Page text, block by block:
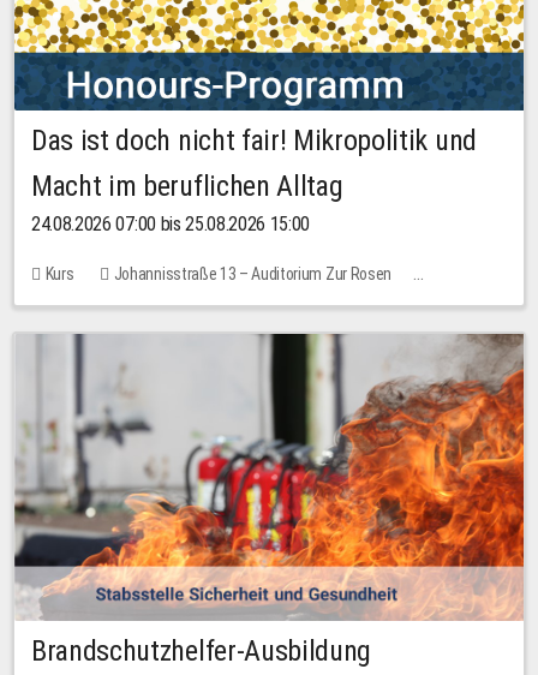
Das ist doch nicht fair! Mikropolitik und
Macht im beruflichen Alltag
24.08.2026 07:00 bis 25.08.2026 15:00
Kurs
Johannisstraße 13 – Auditorium Zur Rosen
Keine freien Plätze
Brandschutzhelfer-Ausbildung